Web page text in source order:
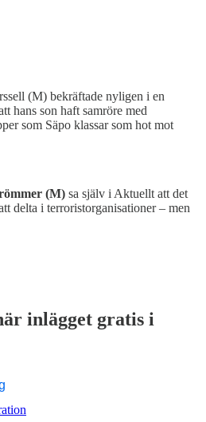
(M) bekräftade nyligen i en
hans son haft samröre med
som Säpo klassar som hot mot
(M) sa själv i Aktuellt att det
delta i terroristorganisationer – men
inlägget gratis i